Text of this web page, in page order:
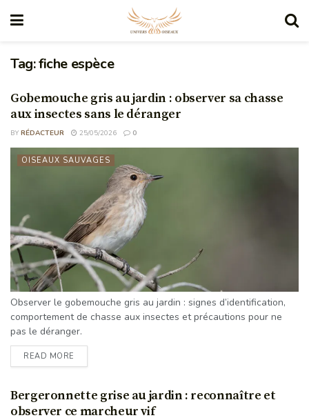
Tag:fiche espèce
Gobemouche gris au jardin : observer sa chasse
aux insectes sans le déranger
BY RÉDACTEUR 25/05/2026 0
OISEAUX SAUVAGES
Observer le gobemouche gris au jardin : signes d’identification,
comportement de chasse aux insectes et précautions pour ne
pas le déranger.
READ MORE
Bergeronnette grise au jardin : reconnaître et
observer ce marcheur vif